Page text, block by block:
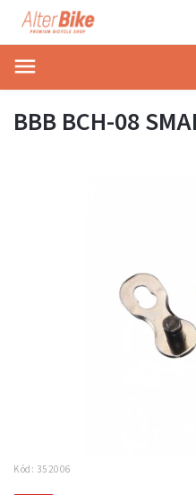
BBB BCH-08
Kód: 352006